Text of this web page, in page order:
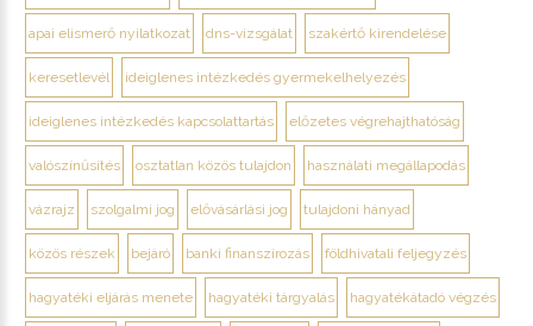
apai elismerő nyilatkozat dns-vizsgálat szakértő kirendelése
keresetlevél ideiglenes intézkedés gyermekelhelyezés
ideiglenes intézkedés kapcsolattartás előzetes végrehajthatóság
valószínűsítés osztatlan közös tulajdon használati megállapodás
vázrajz szolgalmi jog elővásárlási jog tulajdoni hányad
közös részek bejáró banki finanszírozás földhivatali feljegyzés
hagyatéki eljárás menete hagyatéki tárgyalás hagyatékátadó végzés